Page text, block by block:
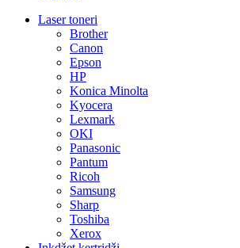
Laser toneri
Brother
Canon
Epson
HP
Konica Minolta
Kyocera
Lexmark
OKI
Panasonic
Pantum
Ricoh
Samsung
Sharp
Toshiba
Xerox